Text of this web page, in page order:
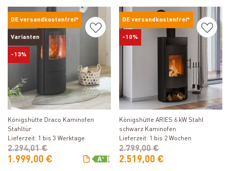
DE versandkostenfrei*
Varianten
-13%
Produkt ansehen
Königshütte Draco Kaminofen
Stahltür
Lieferzeit: 1 bis 3 Werktage
1.999,00 €
2.294,01 €
DE versandkostenfrei*
-10%
Produkt ansehen
Königshütte ARIES 6 kW Stahl
schwarz Kaminofen
Lieferzeit: 1 bis 2 Wochen
2.519,00 €
2.799,00 €